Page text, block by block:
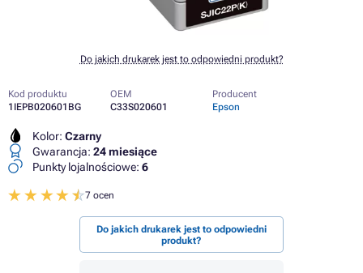
Do jakich drukarek jest to odpowiedni produkt?
Kod produktu
1IEPB020601BG
OEM
C33S020601
Producent
Epson
Kolor: Czarny
Gwarancja: 24 miesiące
Punkty lojalnościowe: 6
7 ocen
Do jakich drukarek jest to odpowiedni
produkt?